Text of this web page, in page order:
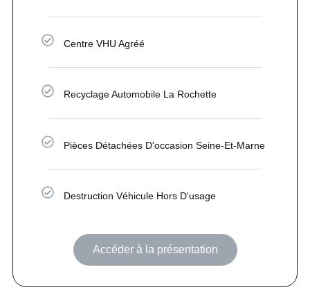
Centre VHU Agréé
Recyclage Automobile La Rochette
Pièces Détachées D'occasion Seine-Et-Marne
Destruction Véhicule Hors D'usage
Accéder à la présentation